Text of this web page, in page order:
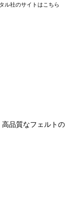
ル社のサイトはこちら
品質なフェルトの